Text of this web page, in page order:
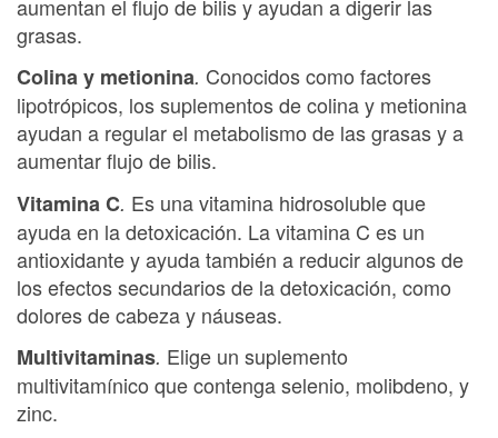
aumentan el flujo de bilis y ayudan a digerir las
grasas.
Colina y metionina. Conocidos como factores
lipotrópicos, los suplementos de colina y metionina
ayudan a regular el metabolismo de las grasas y a
aumentar flujo de bilis.
Vitamina C. Es una vitamina hidrosoluble que
ayuda en la detoxicación. La vitamina C es un
antioxidante y ayuda también a reducir algunos de
los efectos secundarios de la detoxicación, como
dolores de cabeza y náuseas.
Multivitaminas. Elige un suplemento
multivitamínico que contenga selenio, molibdeno, y
zinc.